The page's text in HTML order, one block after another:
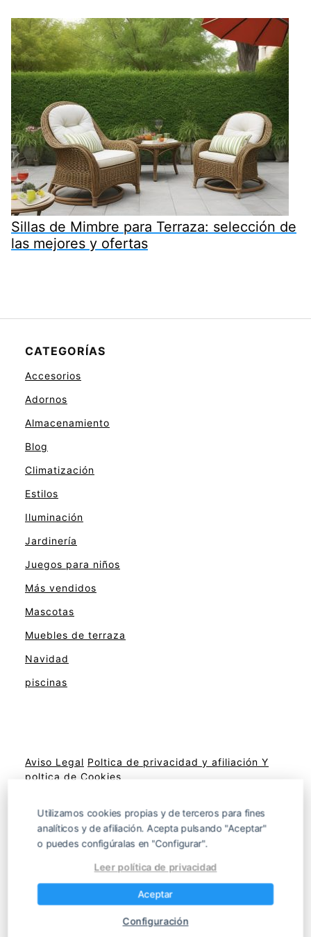
Sillas de Mimbre para Terraza: selección de
las mejores y ofertas
CATEGORÍAS
Accesorios
Adornos
Almacenamiento
Blog
Climatización
Estilos
Iluminación
Jardinería
Juegos para niños
Más vendidos
Mascotas
Muebles de terraza
Navidad
piscinas
Aviso Legal Poltica de privacidad y afiliación Y
poltica de Cookies
Sitemap
Productos de decoración para terrazas,
jardines y balcones
Utilizamos cookies propias y de terceros para fines
analíticos y de afiliación. Acepta pulsando "Aceptar"
o puedes configúralas en "Configurar".
Leer política de privacidad
Aceptar
Configuración